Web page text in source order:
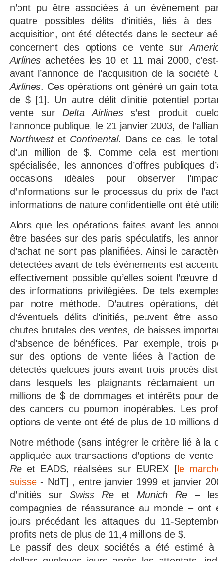
n’ont pu être associées à un événement
quatre possibles délits d’initiés, liés à des
acquisition, ont été détectés dans le secteur
concernent des options de vente sur
Airlines achetées les 10 et 11 mai 2000,
avant l’annonce de l’acquisition de la société
Airlines. Ces opérations ont généré un gain
de $ [1]. Un autre délit d’initié potentiel
vente sur Delta Airliness’est produit
l’annonce publique, le 21 janvier 2003, de
Northwestet Continental. Dans ce cas, le
d’un million de $. Comme cela est
spécialisée, les annonces d’offres publiques
occasions idéales pour observer
d’informations sur le processus du prix de
informations de nature confidentielle ont été
Alors que les opérations faites avant les
être basées sur des paris spéculatifs, les
d’achat ne sont pas planifiées. Ainsi le
détectées avant de tels événements est
effectivement possible qu’elles soient l’œuvre
des informations privilégiées. De tels
par notre méthode. D’autres opérations,
d’éventuels délits d’initiés, peuvent être
chutes brutales des ventes, de baisses
d’absence de bénéfices. Par exemple, trois
sur des options de vente liées à l’action
détectés quelques jours avant trois procès
dans lesquels les plaignants réclamaient
millions de $ de dommages et intérêts pour
des cancers du poumon inopérables. Les
options de vente ont été de plus de 10 millions
Notre méthode (sans intégrer le critère lié à la
appliquée aux transactions d’options de
Re et EADS, réalisées sur EUREX [le
suisse - NdT] , entre janvier 1999 et janvier
d’initiés sur Swiss Re et Munich Re –
compagnies de réassurance au monde – ont
jours précédant les attaques du 11-
profits nets de plus de 11,4 millions de $.
Le passif des deux sociétés a été estimé à